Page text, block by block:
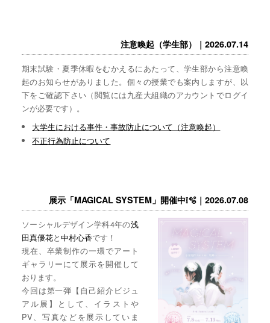
注意喚起（学生部）｜2026.07.14
期末試験・夏季休暇をむかえるにあたって、学生部から注意喚
起のお知らせがありました。個々の授業でも案内しますが、以
下をご確認下さい（閲覧には九産大組織のアカウントでログイ
ンが必要です）。
大学生における事件・事故防止について（注意喚起）
不正行為防止について
展示「MAGICAL SYSTEM」開催中❕🫧｜2026.07.08
ソーシャルデザイン学科4年の浅
田真優花と中村心香です！
現在、卒業制作の一環でアート
ギャラリーにて展示を開催して
おります。
今回は第一弾【自己紹介ビジュ
アル展】として、イラストや
PV、写真などを展示していま